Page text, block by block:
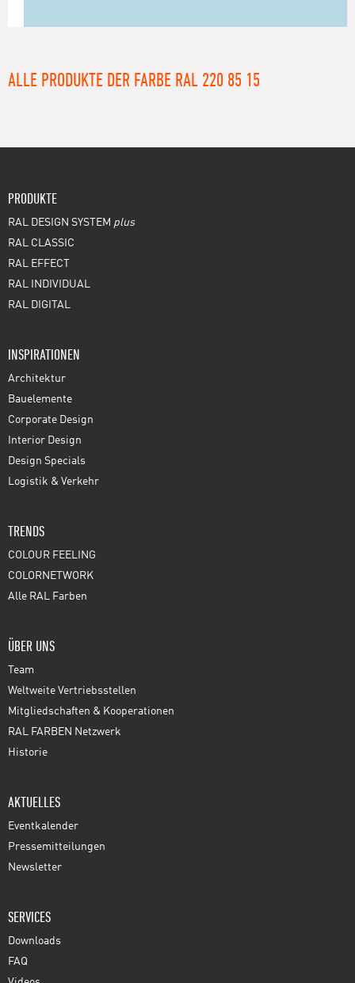
ALLE PRODUKTE DER FARBE RAL 220 85 15
PRODUKTE
RAL DESIGN SYSTEM plus
RAL CLASSIC
RAL EFFECT
RAL INDIVIDUAL
RAL DIGITAL
INSPIRATIONEN
Architektur
Bauelemente
Corporate Design
Interior Design
Design Specials
Logistik & Verkehr
TRENDS
COLOUR FEELING
COLORNETWORK
Alle RAL Farben
ÜBER UNS
Team
Weltweite Vertriebsstellen
Mitgliedschaften & Kooperationen
RAL FARBEN Netzwerk
Historie
AKTUELLES
Eventkalender
Pressemitteilungen
Newsletter
SERVICES
Downloads
FAQ